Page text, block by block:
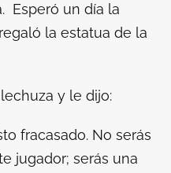
Esperó un día la
la estatua de la
y le dijo:
fracasado. No serás
jugador; serás una